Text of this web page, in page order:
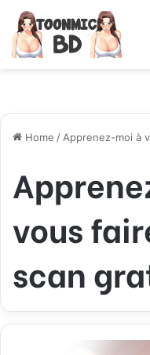
Home / Apprenez-moi à
vous
scan